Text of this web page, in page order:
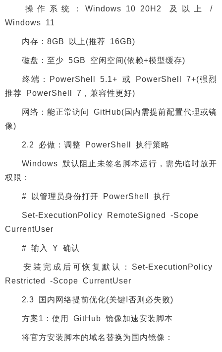
操作系统：Windows 10 20H2 及以上 /
Windows 11
内存：8GB 以上(推荐 16GB)
磁盘：至少 5GB 空闲空间(依赖+模型缓存)
终端：PowerShell 5.1+ 或 PowerShell 7+(强烈
推荐 PowerShell 7，兼容性更好)
网络：能正常访问 GitHub(国内需提前配置代理或镜
像)
2.2 必做：调整 PowerShell 执行策略
Windows 默认阻止未签名脚本运行，需先临时放开
权限：
# 以管理员身份打开 PowerShell 执行
Set-ExecutionPolicy RemoteSigned -Scope
CurrentUser
# 输入 Y 确认
安装完成后可恢复默认：Set-ExecutionPolicy
Restricted -Scope CurrentUser
2.3 国内网络提前优化(关键!否则必失败)
方案1：使用 GitHub 镜像加速安装脚本
将官方安装脚本的域名替换为国内镜像：